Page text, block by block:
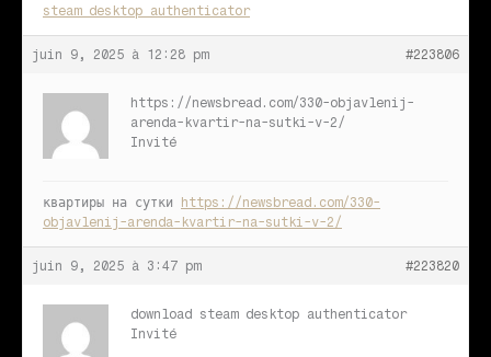
steam desktop authenticator
juin 9, 2025 à 12:28 pm #223806
https://newsbread.com/330-objavlenij-
arenda-kvartir-na-sutki-v-2/
Invité
квартиры на сутки
https://newsbread.com/330-
objavlenij-arenda-kvartir-na-sutki-v-2/
juin 9, 2025 à 3:47 pm #223820
download steam desktop authenticator
Invité